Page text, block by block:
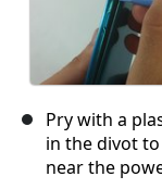
Pry with a
in the divot
near the